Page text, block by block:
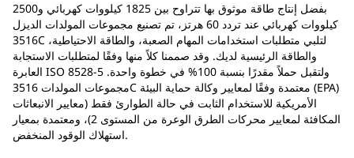
بفضل إنتاج طاقة موثوق بها تتراوح بين 1825 كيلووات كهربائي و2500
كيلووات كهربائي عند تردد 60 هرتز، تم تصنيع مجموعات المولدات الديزل
3516C لتلبي متطلبات استخدامات المهام الصعبة، والطاقة الاحتياطية،
والطاقة الرئيسية لديك. وقد صممنا كلاً منها وفقًا لمتطلبات الاستجابة
العابرة ISO 8528-5 ولتقبل حملاً مقدرًا بنسبة 100% في خطوة واحدة.
مجموعات المولدات 3516C معتمدة وفقًا لمعايير وكالة حماية البيئة (EPA)
الأمريكية للاستخدام الثابت في حالة الطوارئ فقط (معايير الانبعاثات
المكافئة لمعايير محركات الطرق الوعرة من المستوى 2)، ومعتمدة بمعيار
استهلاك الوقود المنخفض.